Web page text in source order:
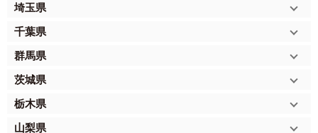
埼玉県
千葉県
群馬県
茨城県
栃木県
山梨県